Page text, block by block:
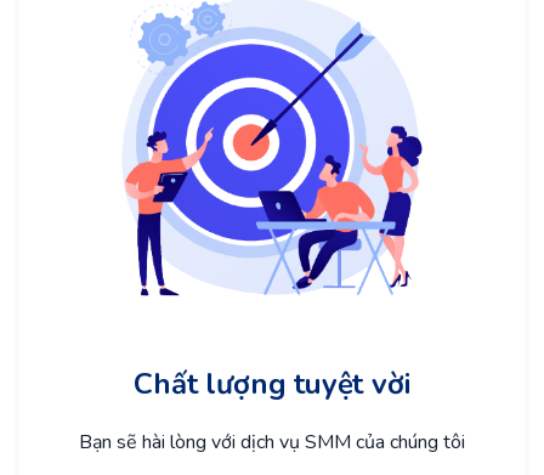
Chất lượng tuyệt vời
Bạn sẽ hài lòng với dịch vụ SMM của chúng tôi